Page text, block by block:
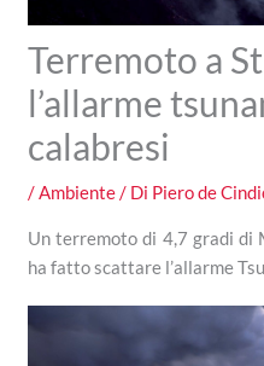
Terremoto a
l’allarme
calabresi
/Ambiente/ Di Piero de
Un terremoto di 4,7 gradi di
ha fatto scattare l’allarme